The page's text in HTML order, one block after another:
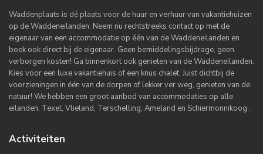
Waddenplaats is dé plaats voor de huur en verhuur van vakantiehuizen
op de Waddeneilanden. Neem nu rechtstreeks contact op met de
eigenaar van een accommodatie op één van de Waddeneilanden en
boek ook direct bij de eigenaar. Geen bemiddelingsbijdrage, geen
verborgen kosten! Ga binnenkort ook genieten van de Waddeneilanden.
Kies voor een luxe vakantiehuis of een knus chalet. Juist dichtbij de
voorzieningen in één van de dorpen of lekker ver weg, genieten van de
natuur! We hebben een groot aanbod van accommodaties op alle
eilanden: Texel, Vlieland, Terschelling, Ameland en Schiermonnikoog .
Activiteiten